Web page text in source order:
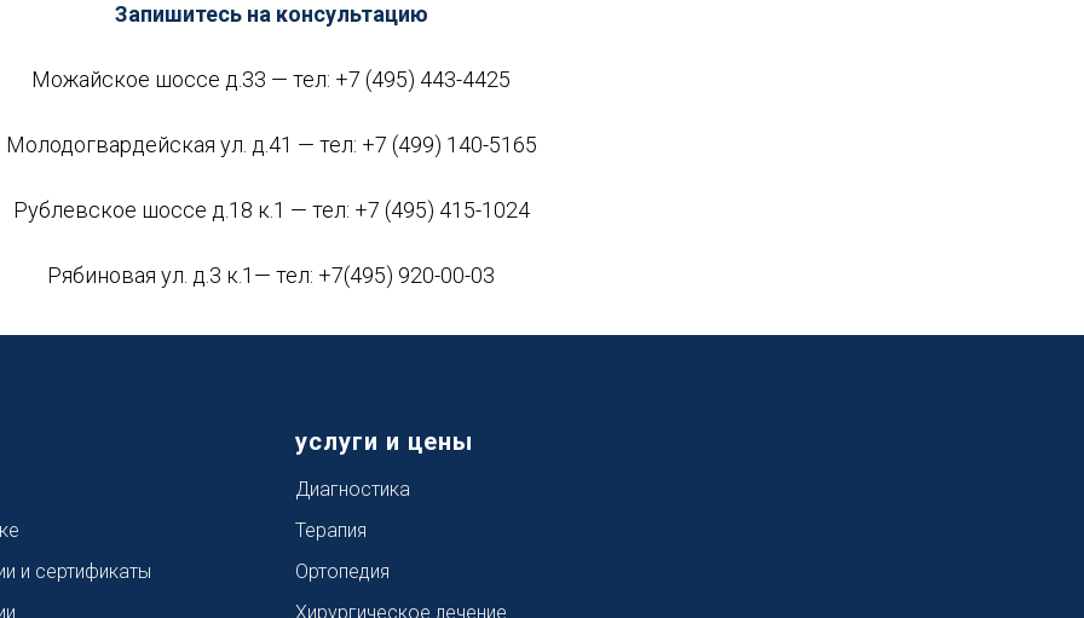
Запишитесь на консультацию
Можайское шоссе д.33 — тел: +7 (495) 443-4425
Молодогвардейская ул. д.41 — тел: +7 (499) 140-5165
Рублевское шоссе д.18 к.1 — тел: +7 (495) 415-1024
Рябиновая ул. д.3 к.1— тел: +7(495) 920-00-03
и сертификаты
услуги и цены
Диагностика
Терапия
Ортопедия
Хирургическое лечение